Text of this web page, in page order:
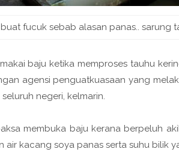
fucuk sebab alasan panas.. sarung
baju ketika memproses tauhu
agensi penguatkuasaan yang
negeri, kelmarin.
membuka baju kerana berpeluh
air kacang soya panas serta suhu bilik